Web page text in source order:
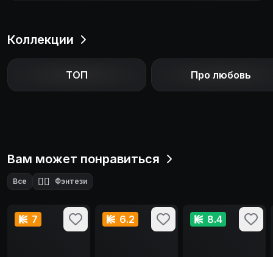
Коллекции
ТОП Про любовь
Вам может понравиться
Все 🧙‍♂️ Фэнтези
7 6.2 8.4